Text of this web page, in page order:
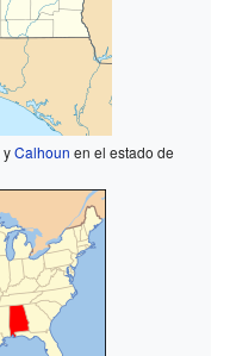
yCalhoun en el estado de